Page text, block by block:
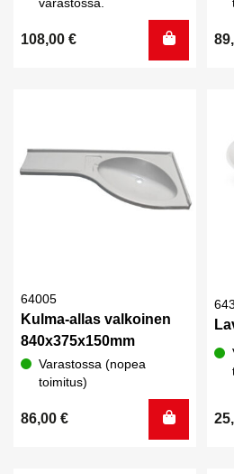
varastossa.
108,00 €
64005
Kulma-allas valkoinen
840x375x150mm
Varastossa (nopea
toimitus)
86,00 €